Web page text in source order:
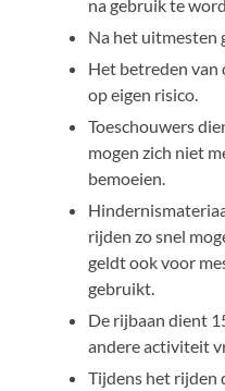
na gebruik te
Na het uitmesten
Het betreden van
op eigen risico.
Toeschouwers
mogen zich niet
bemoeien.
rijden zo snel
geldt ook voor
gebruikt.
De rijbaan dient
andere activiteit
Tijdens het rijden